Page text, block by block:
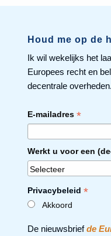
Houd me op de
Ik wil wekelijks het
Europees recht en
decentrale overheden.
E-mailadres *
Werkt u voor een
Privacybeleid *
Akkoord
De nieuwsbriefde